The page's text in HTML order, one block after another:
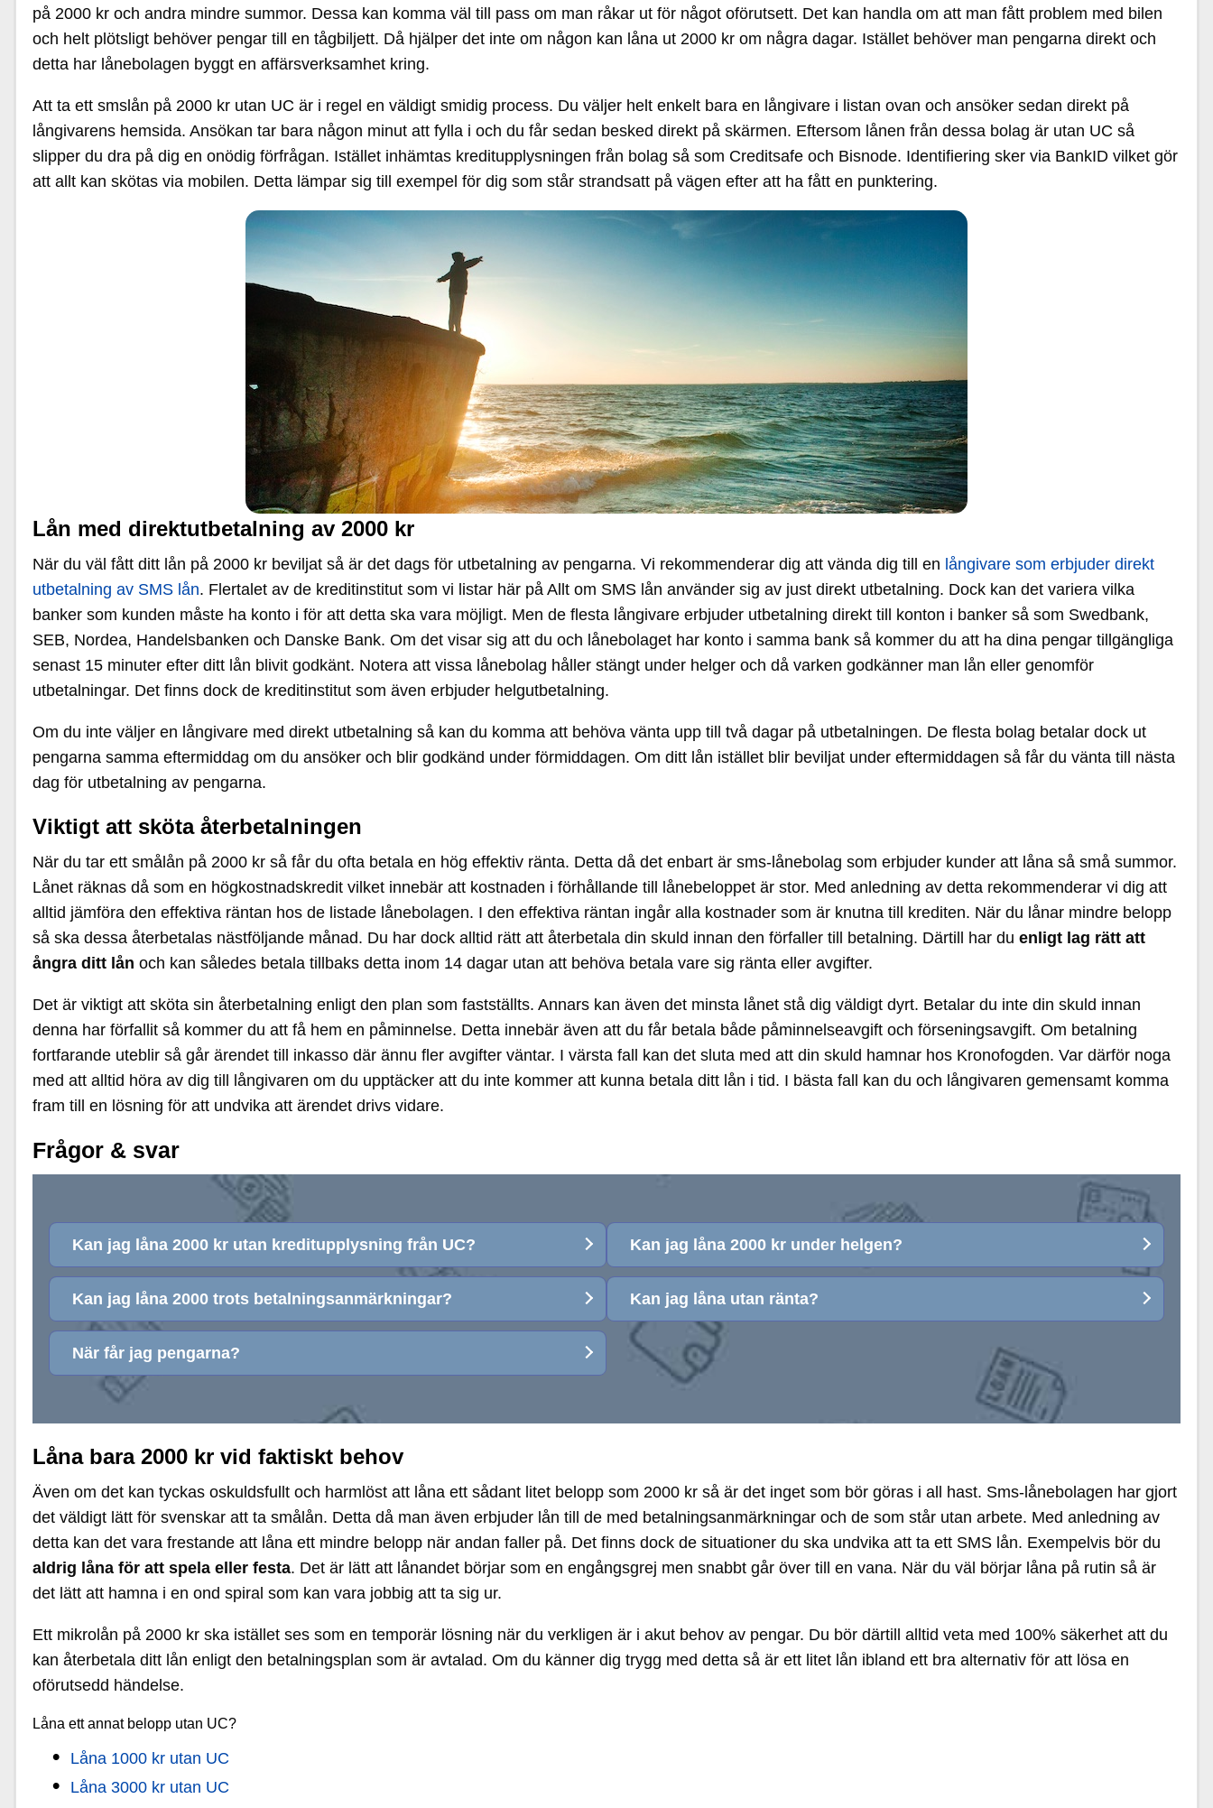
på 2000 kr och andra mindre summor. Dessa kan komma väl till pass om man råkar ut för något oförutsett. Det kan handla om att man fått problem med bilen
och helt plötsligt behöver pengar till en tågbiljett. Då hjälper det inte om någon kan låna ut 2000 kr om några dagar. Istället behöver man pengarna direkt och
detta har lånebolagen byggt en affärsverksamhet kring.
Att ta ett smslån på 2000 kr utan UC är i regel en väldigt smidig process. Du väljer helt enkelt bara en långivare i listan ovan och ansöker sedan direkt på
långivarens hemsida. Ansökan tar bara någon minut att fylla i och du får sedan besked direkt på skärmen. Eftersom lånen från dessa bolag är utan UC så
slipper du dra på dig en onödig förfrågan. Istället inhämtas kreditupplysningen från bolag så som Creditsafe och Bisnode. Identifiering sker via BankID vilket gör
att allt kan skötas via mobilen. Detta lämpar sig till exempel för dig som står strandsatt på vägen efter att ha fått en punktering.
Lån med direktutbetalning av 2000 kr
När du väl fått ditt lån på 2000 kr beviljat så är det dags för utbetalning av pengarna. Vi rekommenderar dig att vända dig till en långivare som erbjuder direkt
utbetalning av SMS lån. Flertalet av de kreditinstitut som vi listar här på Allt om SMS lån använder sig av just direkt utbetalning. Dock kan det variera vilka
banker som kunden måste ha konto i för att detta ska vara möjligt. Men de flesta långivare erbjuder utbetalning direkt till konton i banker så som Swedbank,
SEB, Nordea, Handelsbanken och Danske Bank. Om det visar sig att du och lånebolaget har konto i samma bank så kommer du att ha dina pengar tillgängliga
senast 15 minuter efter ditt lån blivit godkänt. Notera att vissa lånebolag håller stängt under helger och då varken godkänner man lån eller genomför
utbetalningar. Det finns dock de kreditinstitut som även erbjuder helgutbetalning.
Om du inte väljer en långivare med direkt utbetalning så kan du komma att behöva vänta upp till två dagar på utbetalningen. De flesta bolag betalar dock ut
pengarna samma eftermiddag om du ansöker och blir godkänd under förmiddagen. Om ditt lån istället blir beviljat under eftermiddagen så får du vänta till nästa
dag för utbetalning av pengarna.
Viktigt att sköta återbetalningen
När du tar ett smålån på 2000 kr så får du ofta betala en hög effektiv ränta. Detta då det enbart är sms-lånebolag som erbjuder kunder att låna så små summor.
Lånet räknas då som en högkostnadskredit vilket innebär att kostnaden i förhållande till lånebeloppet är stor. Med anledning av detta rekommenderar vi dig att
alltid jämföra den effektiva räntan hos de listade lånebolagen. I den effektiva räntan ingår alla kostnader som är knutna till krediten. När du lånar mindre belopp
så ska dessa återbetalas nästföljande månad. Du har dock alltid rätt att återbetala din skuld innan den förfaller till betalning. Därtill har du enligt lag rätt att
ångra ditt lån och kan således betala tillbaks detta inom 14 dagar utan att behöva betala vare sig ränta eller avgifter.
Det är viktigt att sköta sin återbetalning enligt den plan som fastställts. Annars kan även det minsta lånet stå dig väldigt dyrt. Betalar du inte din skuld innan
denna har förfallit så kommer du att få hem en påminnelse. Detta innebär även att du får betala både påminnelseavgift och förseningsavgift. Om betalning
fortfarande uteblir så går ärendet till inkasso där ännu fler avgifter väntar. I värsta fall kan det sluta med att din skuld hamnar hos Kronofogden. Var därför noga
med att alltid höra av dig till långivaren om du upptäcker att du inte kommer att kunna betala ditt lån i tid. I bästa fall kan du och långivaren gemensamt komma
fram till en lösning för att undvika att ärendet drivs vidare.
Frågor & svar
Kan jag låna 2000 kr utan kreditupplysning från UC?
Kan jag låna 2000 trots betalningsanmärkningar?
När får jag pengarna?
Kan jag låna 2000 kr under helgen?
Kan jag låna utan ränta?
Låna bara 2000 kr vid faktiskt behov
Även om det kan tyckas oskuldsfullt och harmlöst att låna ett sådant litet belopp som 2000 kr så är det inget som bör göras i all hast. Sms-lånebolagen har gjort
det väldigt lätt för svenskar att ta smålån. Detta då man även erbjuder lån till de med betalningsanmärkningar och de som står utan arbete. Med anledning av
detta kan det vara frestande att låna ett mindre belopp när andan faller på. Det finns dock de situationer du ska undvika att ta ett SMS lån. Exempelvis bör du
aldrig låna för att spela eller festa. Det är lätt att lånandet börjar som en engångsgrej men snabbt går över till en vana. När du väl börjar låna på rutin så är
det lätt att hamna i en ond spiral som kan vara jobbig att ta sig ur.
Ett mikrolån på 2000 kr ska istället ses som en temporär lösning när du verkligen är i akut behov av pengar. Du bör därtill alltid veta med 100% säkerhet att du
kan återbetala ditt lån enligt den betalningsplan som är avtalad. Om du känner dig trygg med detta så är ett litet lån ibland ett bra alternativ för att lösa en
oförutsedd händelse.
Låna ett annat belopp utan UC?
Låna 1000 kr utan UC
Låna 3000 kr utan UC